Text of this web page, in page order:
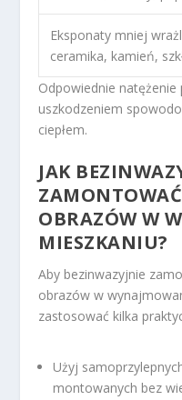
Eksponaty mniej
ceramika, kamień,
Odpowiednie natężenie
uszkodzeniem
ciepłem.
JAK
OBRAZÓW W
MIESZKANIU?
Aby bezinwazyjnie
obrazów w
zastosować kilka
Użyj
montowanych bez